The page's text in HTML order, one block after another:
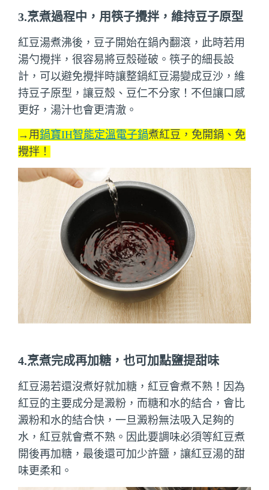
3.烹煮過程中，用筷子攪拌，維持豆子原型
紅豆湯煮沸後，豆子開始在鍋內翻滾，此時若用
湯勺攪拌，很容易將豆殼碰破。筷子的細長設
計，可以避免攪拌時讓整鍋紅豆湯變成豆沙，維
持豆子原型，讓豆殼、豆仁不分家！不但讓口感
更好，湯汁也會更清澈。
→用鍋寶IH智能定溫電子鍋煮紅豆，免開鍋、免
攪拌！
4.烹煮完成再加糖，也可加點鹽提甜味
紅豆湯若還沒煮好就加糖，紅豆會煮不熟！因為
紅豆的主要成分是澱粉，而糖和水的結合，會比
澱粉和水的結合快，一旦澱粉無法吸入足夠的
水，紅豆就會煮不熟。因此要調味必須等紅豆煮
開後再加糖，最後還可加少許鹽，讓紅豆湯的甜
味更柔和。